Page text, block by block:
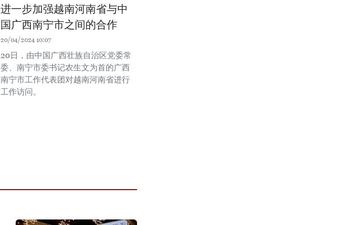
进一步加强越南河南省与中
国广西南宁市之间的合作
20/04/2024 10:07
20日，由中国广西壮族自治区党委常
委、南宁市委书记农生文为首的广西
南宁市工作代表团对越南河南省进行
工作访问。